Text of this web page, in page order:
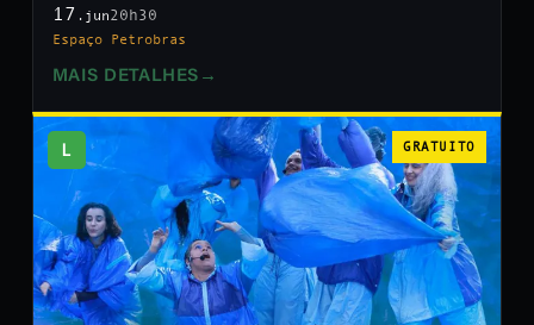
17 .jun20h30
Espaço Petrobras
MAIS DETALHES →
L GRATUITO